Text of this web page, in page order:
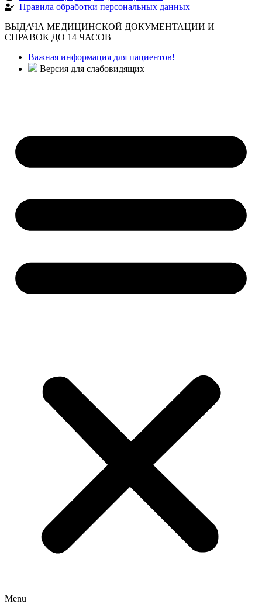
Правила обработки персональных данных
ВЫДАЧА МЕДИЦИНСКОЙ ДОКУМЕНТАЦИИ И
СПРАВОК ДО 14 ЧАСОВ
Важная информация для пациентов!
Версия для слабовидящих
Menu